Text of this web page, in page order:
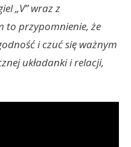
„V” wraz z
to przypomnienie, że
i czuć się ważnym
układanki i relacji,